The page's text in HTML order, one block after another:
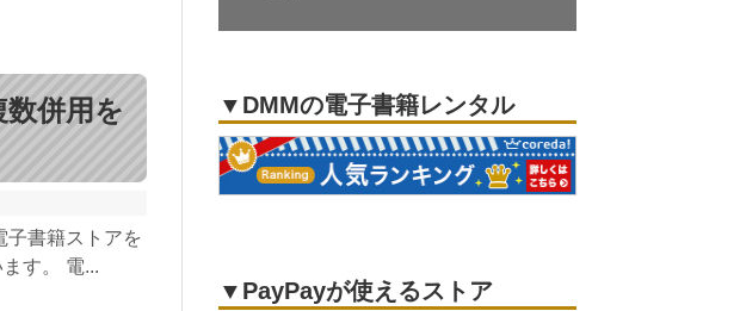
併用を
子書籍ストアを
す。 電...
▼DMMの電子書籍レンタル
▼PayPayが使えるストア